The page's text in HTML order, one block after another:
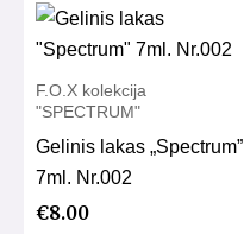
F.O.X kolekcija
"SPECTRUM"
Gelinis lakas „Spectrum”
7ml. Nr.002
€8.00